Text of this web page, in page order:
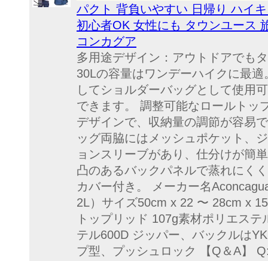
パクト 背負いやすい 日帰り ハイ
初心者OK 女性にも タウンユース
コンカグア
多用途デザイン：アウトドアでも
30Lの容量はワンデーハイクに最
してショルダーバッグとして使用
できます。 調整可能なロールトッ
デザインで、収納量の調節が容易
ッグ両脇にはメッシュポケット、
ョンスリーブがあり、仕分けが簡
凸のあるバックパネルで蒸れにく
カバー付き。 メーカー名
2L）サイズ50cm x 22 〜 28cm x
トップリッド 107g素材ポリエス
テル600D ジッパー、バックルは
プ型、プッシュロック 【Q＆A】